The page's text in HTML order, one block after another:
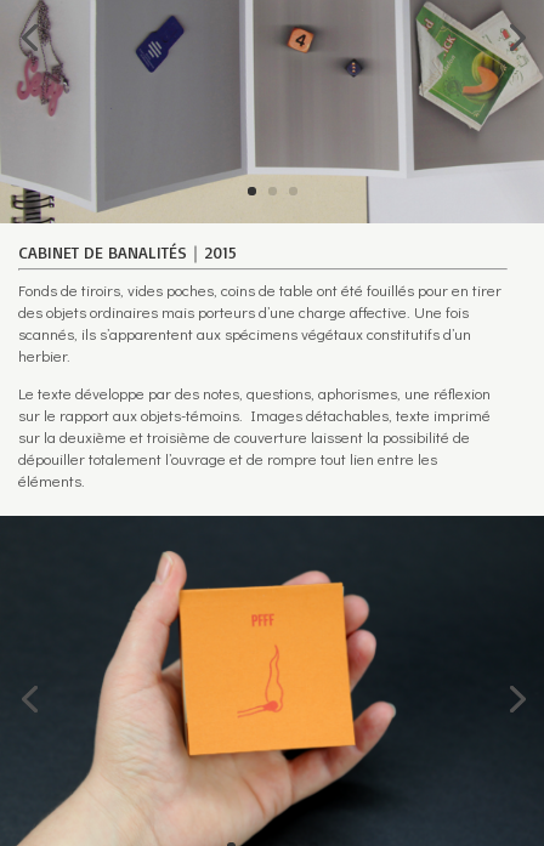
CABINET DE BANALITÉS｜2015
Fonds de tiroirs, vides poches, coins de table ont été fouillés pour en tirer
des objets ordinaires mais porteurs d’une charge affective. Une fois
scannés, ils s’apparentent aux spécimens végétaux constitutifs d’un
herbier.
Le texte développe par des notes, questions, aphorismes, une réflexion
sur le rapport aux objets-témoins. Images détachables, texte imprimé
sur la deuxième et troisième de couverture laissent la possibilité de
dépouiller totalement l’ouvrage et de rompre tout lien entre les
éléments.